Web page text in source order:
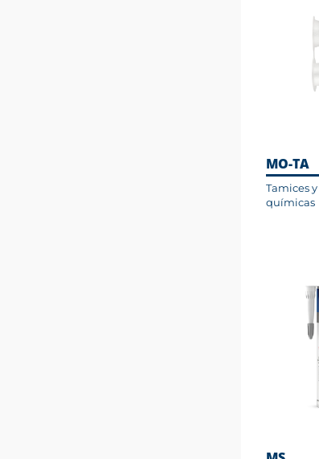
MO-TA
Tamices
químicas